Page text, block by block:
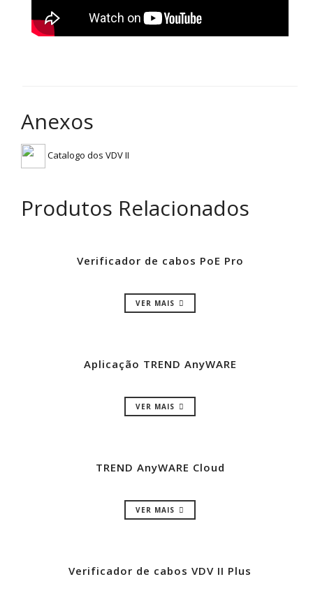
Anexos
Catalogo dos VDV II
Produtos Relacionados
Verificador de cabos PoE Pro
VER MAIS
Aplicação TREND AnyWARE
VER MAIS
TREND AnyWARE Cloud
VER MAIS
Verificador de cabos VDV II Plus